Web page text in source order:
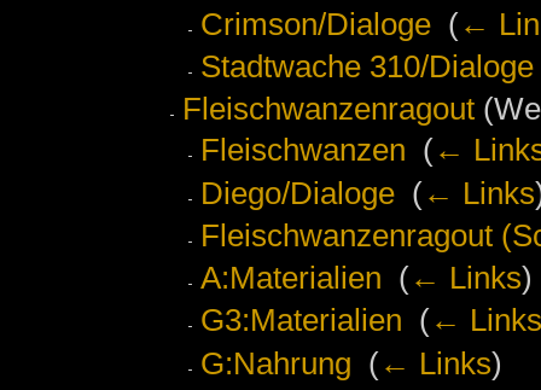
Crimson/Dialoge‎ (←
Stadtwache 310/Dialoge
Fleischwanzenragout
Fleischwanzen (←
Diego/Dialoge‎ (← Links
Fleischwanzenragout
A:Materialien (← Links)
G3:Materialien (← Links
G:Nahrung (← Links)